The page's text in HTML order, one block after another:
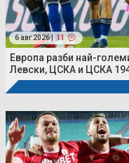
6 авг 2026 | 11
Европа разби най-
Левски, ЦСКА и ЦСКА